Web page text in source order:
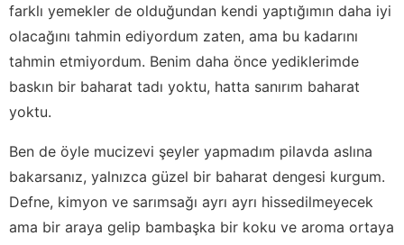
farklı yemekler de olduğundan kendi yaptığımın daha iyi
olacağını tahmin ediyordum zaten, ama bu kadarını
tahmin etmiyordum. Benim daha önce yediklerimde
baskın bir baharat tadı yoktu, hatta sanırım baharat
yoktu.
Ben de öyle mucizevi şeyler yapmadım pilavda aslına
bakarsanız, yalnızca güzel bir baharat dengesi kurgum.
Defne, kimyon ve sarımsağı ayrı ayrı hissedilmeyecek
ama bir araya gelip bambaşka bir koku ve aroma ortaya